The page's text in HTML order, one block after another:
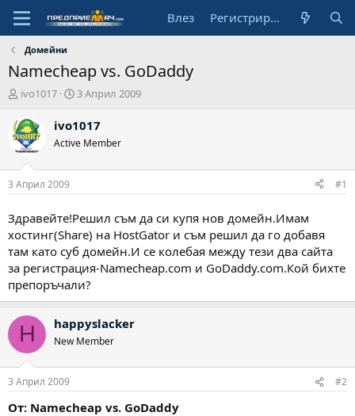
Влез Регистрирай се
Домейни
Namecheap vs. GoDaddy
А
т
о
р
ivo1017
Н
ч
л
д
т
а
3 Април 2009
ivo1017
Active Member
3 Април 2009 #1
Здравейте!Решил съм да си купя нов домейн.Имам
хостинг(Share) на HostGator и съм решил да го добавя
там като суб домейн.И се колебая между тези два сайта
за регистрация-Namecheap.com и GoDaddy.com.Кой бихте
препоръчали?
H happyslacker
New Member
3 Април 2009 #2
От: Namecheap vs. GoDaddy